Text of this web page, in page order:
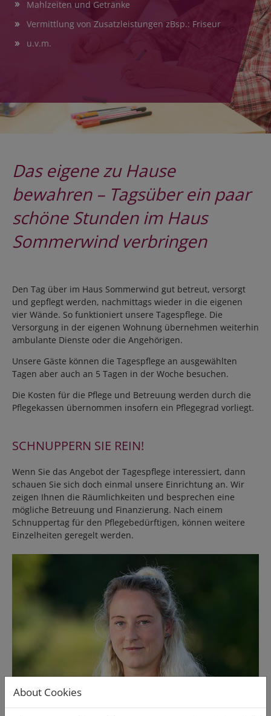
Mahlzeiten und Getränke
Vermittlung von Zusatzleistungen zBsp.: Friseur
u.v.m.
Das eigene zu Hause
bewahren – Tagsüber ein paar
schöne Stunden im Haus
Sommerwind verbringen
Den Tag über im Haus Sommerwind gut betreut, versorgt
und gepflegt werden, nachmittags wieder in die eigenen
vier Wände. So funktioniert unsere Tagespflege. Die
Versorgung in der eigenen Wohnung übernehmen weiterhin
ambulante Dienste oder die Angehörigen.
Unsere Gäste können die Tagespflege an ausgewählten
Tagen aber auch an 5 Tagen in der Woche besuchen.
Die Kosten für die Pflege und Betreuung werden durch die
Pflegekassen übernommen insofern ein Pflegegrad vorliegt.
SCHNUPPERN SIE REIN!
Wenn Sie das Angebot der Tagespflege interessiert, dann
schauen Sie sich doch einmal unsere Einrichtung an. Wir
zeigen Ihnen die Räumlichkeiten und besprechen eine
mögliche Betreuung und Finanzierung. Nach einem
Schnuppertag für den Pflegebedürftigen, können weitere
Einzelheiten geregelt werden.
About Cookies